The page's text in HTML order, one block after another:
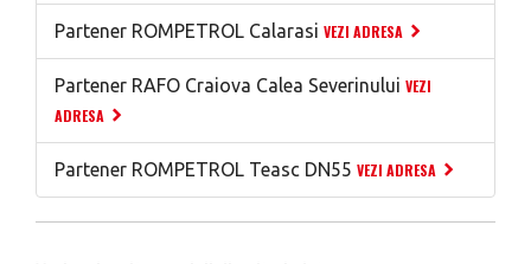
Partener ROMPETROL Calarasi VEZI ADRESA
Partener RAFO Craiova Calea Severinului VEZI
ADRESA
Partener ROMPETROL Teasc DN55 VEZI ADRESA